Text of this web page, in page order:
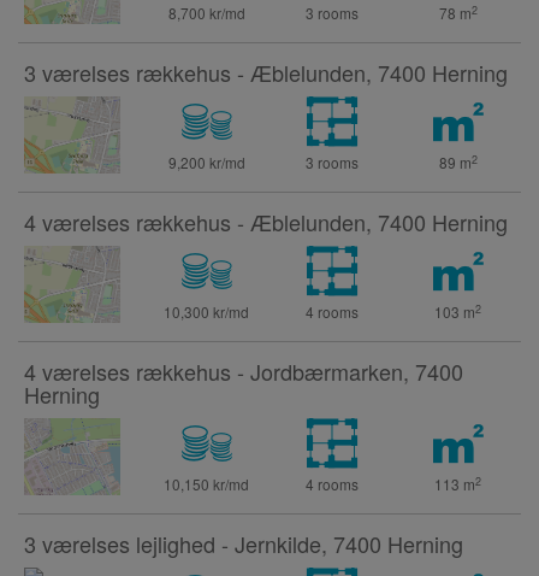
8,700 kr/md 3 rooms 78 m2
3 værelses rækkehus - Æblelunden, 7400 Herning
9,200 kr/md 3 rooms 89 m2
4 værelses rækkehus - Æblelunden, 7400 Herning
10,300 kr/md 4 rooms 103 m2
4 værelses rækkehus - Jordbærmarken, 7400
Herning
10,150 kr/md 4 rooms 113 m2
3 værelses lejlighed - Jernkilde, 7400 Herning